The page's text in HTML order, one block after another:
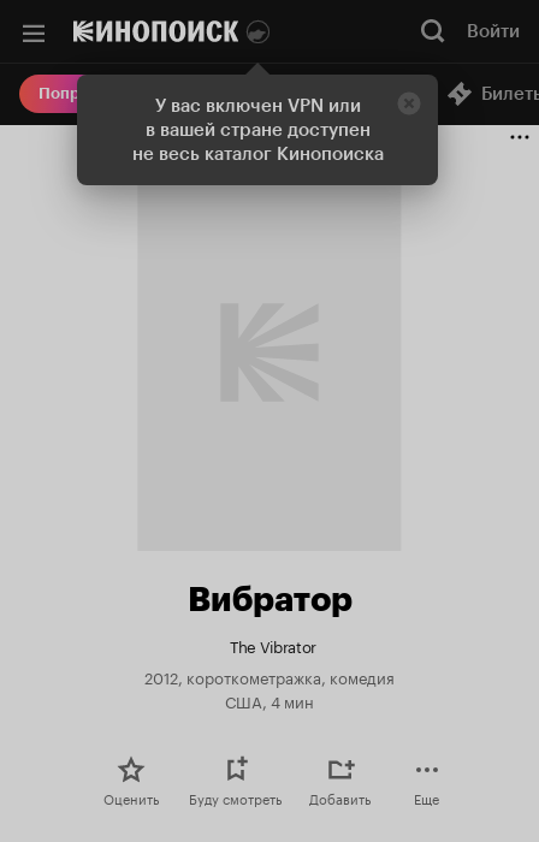
У вас включен VPN или
в вашей стране доступен
не весь каталог Кинопоиска
Войти
Попробовать Плюс Онлайн-кинотеатр
Вибратор
The Vibrator
2012, короткометражка, комедия
США, 4 мин
Оценить Буду смотреть Добавить Еще